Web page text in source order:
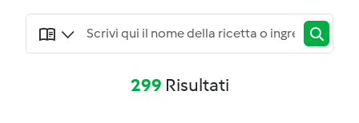
299 Risultati